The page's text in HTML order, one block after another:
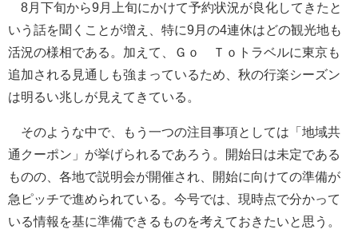
8月下旬から9月上旬にかけて予約状況が良化してきたと
いう話を聞くことが増え、特に9月の4連休はどの観光地も
活況の様相である。加えて、Ｇｏ Ｔｏトラベルに東京も
追加される見通しも強まっているため、秋の行楽シーズン
は明るい兆しが見えてきている。
そのような中で、もう一つの注目事項としては「地域共
通クーポン」が挙げられるであろう。開始日は未定である
ものの、各地で説明会が開催され、開始に向けての準備が
急ピッチで進められている。今号では、現時点で分かって
いる情報を基に準備できるものを考えておきたいと思う。